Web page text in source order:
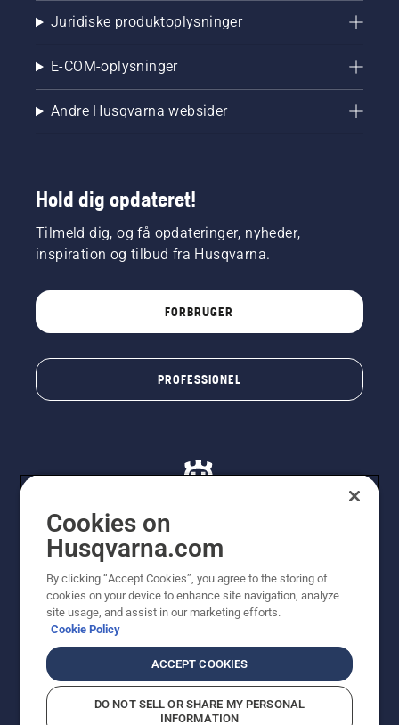
Juridiske produktoplysninger
E-COM-oplysninger
Andre Husqvarna websider
Hold dig opdateret!
Tilmeld dig, og få opdateringer, nyheder,
inspiration og tilbud fra Husqvarna.
FORBRUGER
PROFESSIONEL
viste priser er vejledende udsalgspriser. Der tages
forbehold for stave- og trykfejl samt prisændringer. Vi
stræber efter at have så nøjagtige oplysningerne på
dette websted som muligt. Alle anførte priser er
vejledende udsalgspriser (inkl. moms), medmindre
Bekendtgørelse vedr. beskyttelse af personlige oplysninger
Rapporter formodede overtrædelser
Cookies on
Husqvarna.com
By clicking “Accept Cookies”, you agree to the storing of
cookies on your device to enhance site navigation, analyze
site usage, and assist in our marketing efforts.
Cookie Policy
ACCEPT COOKIES
DO NOT SELL OR SHARE MY PERSONAL
INFORMATION